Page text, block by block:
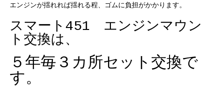
エンジンが揺れれば揺れる程、ゴムに負担がかかります。
スマート451 エンジンマウン
ト交換は、
５年毎３カ所セット交換で
す。